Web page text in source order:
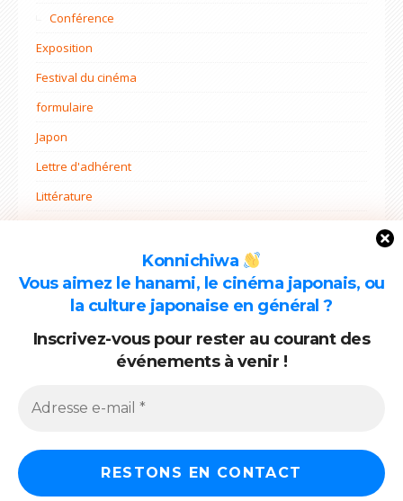
Konnichiwa
Vous aimez le hanami, le cinéma japonais, ou
la culture japonaise en général ?
Inscrivez-vous pour rester au courant des
événements à venir !
Conférence
Exposition
Festival du cinéma
formulaire
Japon
Lettre d'adhérent
Littérature
Projets
Rentrée
ARCHIVES
Archives